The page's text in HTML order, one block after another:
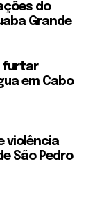
do
Grande
furtar
em Cabo
violência
São Pedro